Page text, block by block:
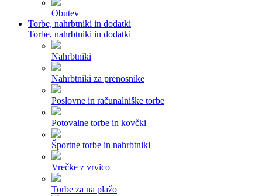
Obutev
Torbe, nahrbtniki in dodatki
Torbe, nahrbtniki in dodatki
Nahrbtniki
Nahrbtniki za prenosnike
Poslovne in računalniške torbe
Potovalne torbe in kovčki
Športne torbe in nahrbtniki
Vrečke z vrvico
Torbe za na plažo